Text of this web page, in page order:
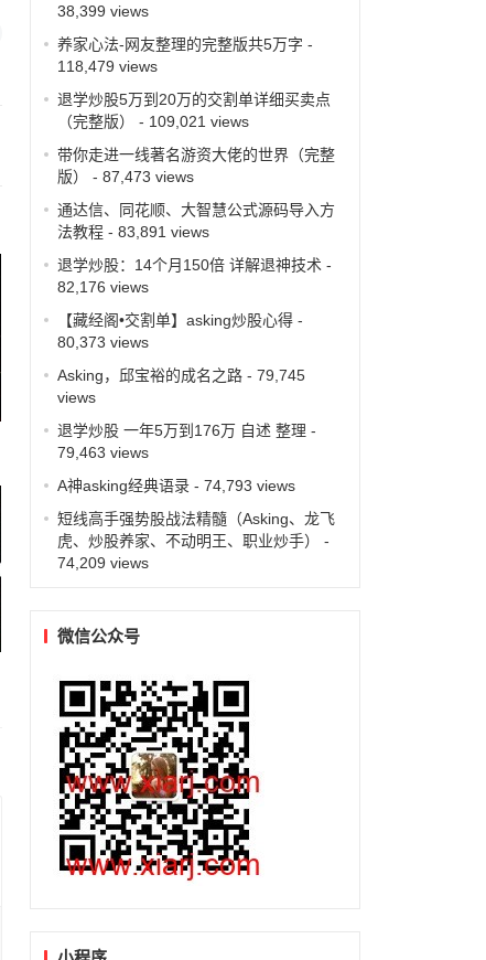
38,399 views
养家心法-网友整理的完整版共5万字 -
118,479 views
退学炒股5万到20万的交割单详细买卖点
（完整版）
- 109,021 views
带你走进一线著名游资大佬的世界（完整
版）
- 87,473 views
通达信、同花顺、大智慧公式源码导入方
法教程- 83,891 views
退学炒股：14个月150倍 详解退神技术 -
82,176 views
【藏经阁•交割单】asking炒股心得-
80,373 views
Asking，邱宝裕的成名之路- 79,745
views
退学炒股 一年5万到176万 自述 整理 -
79,463 views
A神asking经典语录- 74,793 views
短线高手强势股战法精髓（Asking、龙飞
虎、炒股养家、不动明王、职业炒手）
-
74,209 views
微信公众号